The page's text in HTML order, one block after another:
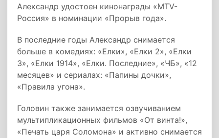
Александр удостоен кинонаграды «MTV-
Россия» в номинации «Прорыв года».
В последние годы Александр снимается
больше в комедиях: «Елки», «Елки 2», «Елки
3», «Елки 1914», «Елки. Последние», «ЧБ», «12
месяцев» и сериалах: «Папины дочки»,
«Правила угона».
Головин также занимается озвучиванием
мультипликационных фильмов «От винта!»,
«Печать царя Соломона» и активно снимается